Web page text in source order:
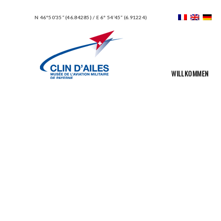
N 46°50’35“ (46.84285) / E 6° 54’45“ (6.91224)
WILLKOMMEN